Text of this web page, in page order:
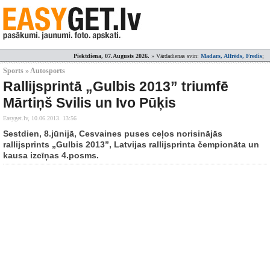
Piektdiena, 07.Augusts 2026. » Vārdadienas svin: Madars, Alfrēds, Fredis;
Sports » Autosports
Rallijsprintā „Gulbis 2013” triumfē
Mārtiņš Svilis un Ivo Pūķis
Easyget.lv, 10.06.2013. 13:56
Sestdien, 8.jūnijā, Cesvaines puses ceļos norisinājās
rallijsprints „Gulbis 2013”, Latvijas rallijsprinta čempionāta un
kausa izcīņas 4.posms.